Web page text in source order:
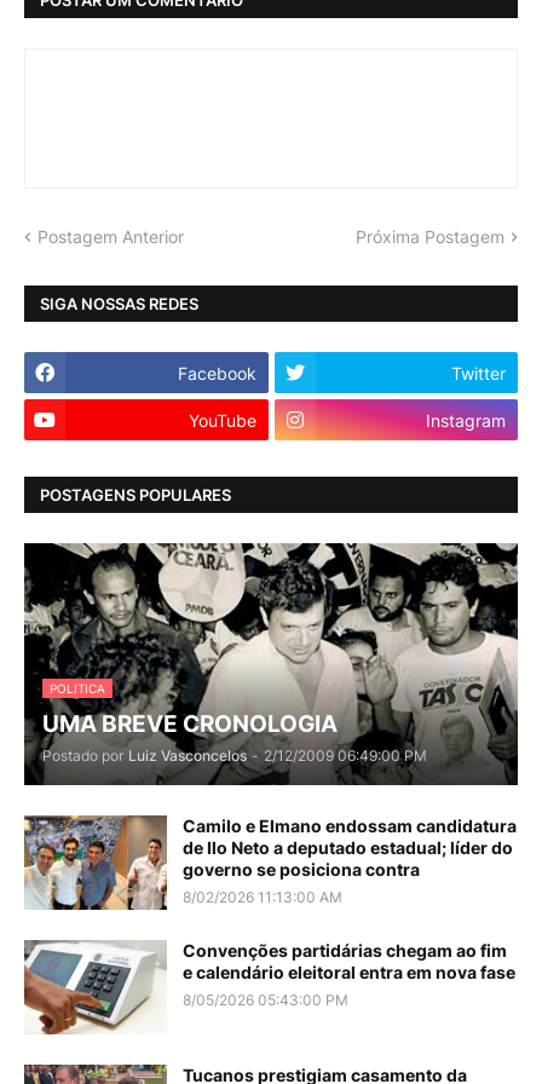
Postagem Anterior Próxima Postagem
SIGA NOSSAS REDES
Facebook Twitter
YouTube Instagram
POSTAGENS POPULARES
POLITICA
UMA BREVE CRONOLOGIA
Postado por Luiz Vasconcelos - 2/12/2009 06:49:00 PM
Camilo e Elmano endossam candidatura
de Ilo Neto a deputado estadual; líder do
governo se posiciona contra
8/02/2026 11:13:00 AM
Convenções partidárias chegam ao fim
e calendário eleitoral entra em nova fase
8/05/2026 05:43:00 PM
Tucanos prestigiam casamento da